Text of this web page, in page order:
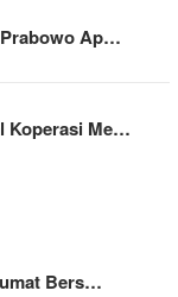
Prabowo Ap…
Koperasi Me…
Bers…